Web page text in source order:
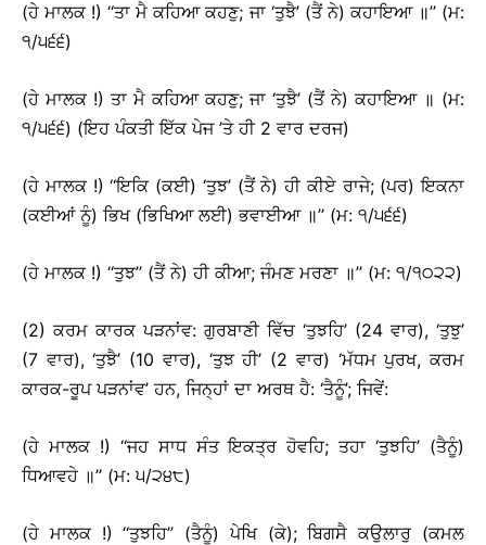
(ਹੇ ਮਾਲਕ !) ‘‘ਤਾ ਮੈ ਕਹਿਆ ਕਹਣੁ; ਜਾ ‘ਤੁਝੈ’ (ਤੈਂ ਨੇ) ਕਹਾਇਆ ॥’’ (ਮ:
੧/੫੬੬)
(ਹੇ ਮਾਲਕ !) ਤਾ ਮੈ ਕਹਿਆ ਕਹਣੁ; ਜਾ ‘ਤੁਝੈ’ (ਤੈਂ ਨੇ) ਕਹਾਇਆ ॥ (ਮ:
੧/੫੬੬) (ਇਹ ਪੰਕਤੀ ਇੱਕ ਪੇਜ ’ਤੇ ਹੀ 2 ਵਾਰ ਦਰਜ)
(ਹੇ ਮਾਲਕ !) ‘‘ਇਕਿ (ਕਈ) ‘ਤੁਝ’ (ਤੈਂ ਨੇ) ਹੀ ਕੀਏ ਰਾਜੇ; (ਪਰ) ਇਕਨਾ
(ਕਈਆਂ ਨੂੰ) ਭਿਖ (ਭਿਖਿਆ ਲਈ) ਭਵਾਈਆ ॥’’ (ਮ: ੧/੫੬੬)
(ਹੇ ਮਾਲਕ !) ‘‘ਤੁਝ’’ (ਤੈਂ ਨੇ) ਹੀ ਕੀਆ; ਜੰਮਣ ਮਰਣਾ ॥’’ (ਮ: ੧/੧੦੨੨)
(2) ਕਰਮ ਕਾਰਕ ਪੜਨਾਂਵ: ਗੁਰਬਾਣੀ ਵਿੱਚ ‘ਤੁਝਹਿ’ (24 ਵਾਰ), ‘ਤੁਝੁ’
(7 ਵਾਰ), ‘ਤੁਝੈ’ (10 ਵਾਰ), ‘ਤੁਝ ਹੀ’ (2 ਵਾਰ) ‘ਮੱਧਮ ਪੁਰਖ, ਕਰਮ
ਕਾਰਕ-ਰੂਪ ਪੜਨਾਂਵ’ ਹਨ, ਜਿਨ੍ਹਾਂ ਦਾ ਅਰਥ ਹੈ: ‘ਤੈਨੂੰ’; ਜਿਵੇਂ:
(ਹੇ ਮਾਲਕ !) ‘‘ਜਹ ਸਾਧ ਸੰਤ ਇਕਤ੍ਰ ਹੋਵਹਿ; ਤਹਾ ‘ਤੁਝਹਿ’ (ਤੈਨੂੰ)
ਧਿਆਵਹੇ ॥’’ (ਮ: ੫/੨੪੮)
(ਹੇ ਮਾਲਕ !) ‘‘ਤੁਝਹਿ’’ (ਤੈਨੂੰ) ਪੇਖਿ (ਕੇ); ਬਿਗਸੈ ਕਉਲਾਰੁ (ਕਮਲ